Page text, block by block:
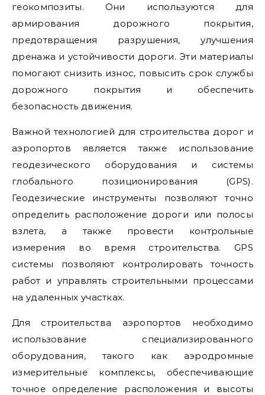
геокомпозиты. Они используются для
армирования дорожного покрытия,
предотвращения разрушения, улучшения
дренажа и устойчивости дороги. Эти материалы
помогают снизить износ, повысить срок службы
дорожного покрытия и обеспечить
безопасность движения.
Важной технологией для строительства дорог и
аэропортов является также использование
геодезического оборудования и системы
глобального позиционирования (GPS).
Геодезические инструменты позволяют точно
определить расположение дороги или полосы
взлета, а также провести контрольные
измерения во время строительства. GPS
системы позволяют контролировать точность
работ и управлять строительными процессами
на удаленных участках.
Для строительства аэропортов необходимо
использование специализированного
оборудования, такого как аэродромные
измерительные комплексы, обеспечивающие
точное определение расположения и высоты